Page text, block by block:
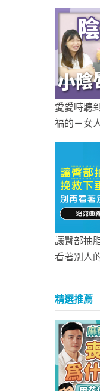
愛愛時聽
福的－女
讓臀部抽
看著別人
精選推薦